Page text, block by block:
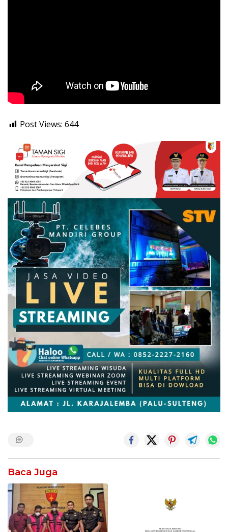
Post Views: 644
Baca Juga